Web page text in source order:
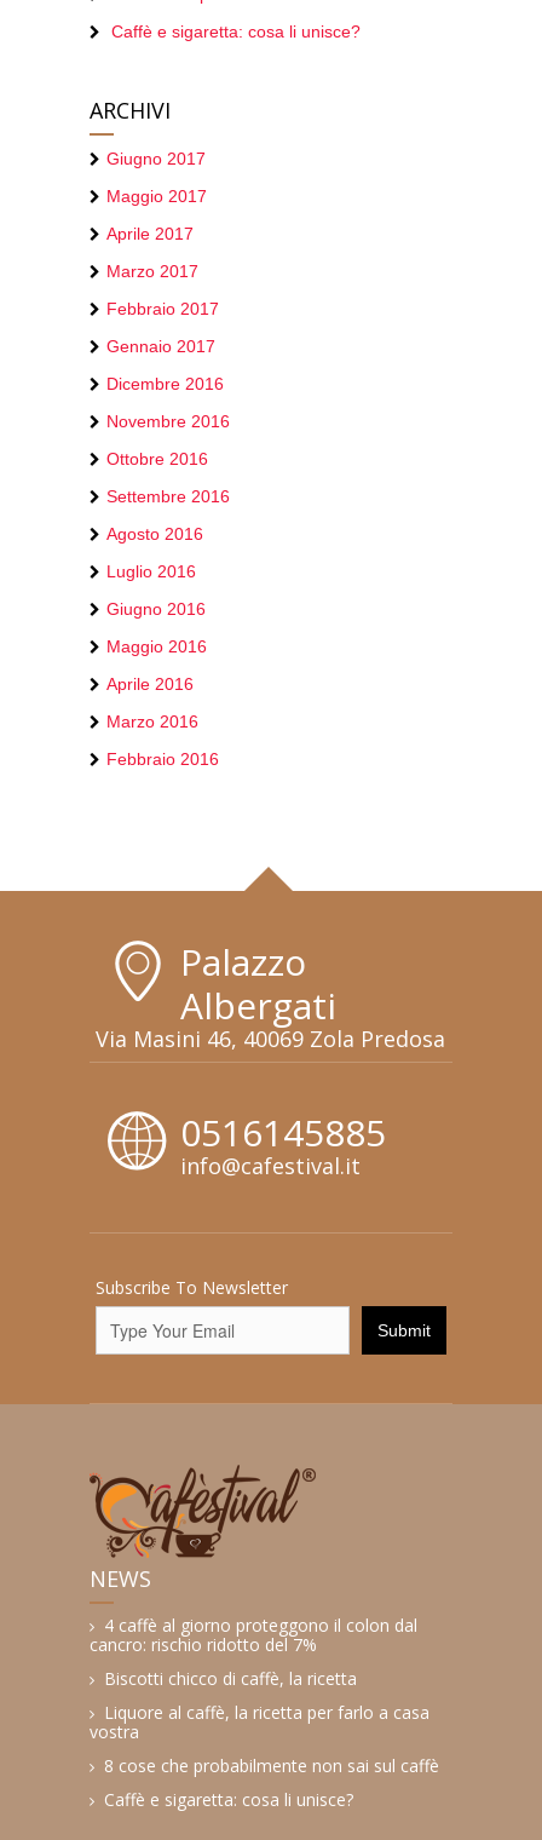
Caffè e sigaretta: cosa li unisce?
ARCHIVI
Giugno 2017
Maggio 2017
Aprile 2017
Marzo 2017
Febbraio 2017
Gennaio 2017
Dicembre 2016
Novembre 2016
Ottobre 2016
Settembre 2016
Agosto 2016
Luglio 2016
Giugno 2016
Maggio 2016
Aprile 2016
Marzo 2016
Febbraio 2016
Palazzo
Albergati
Via Masini 46, 40069 Zola Predosa
0516145885
info@cafestival.it
Subscribe To Newsletter
NEWS
4 caffè al giorno proteggono il colon dal
cancro: rischio ridotto del 7%
Biscotti chicco di caffè, la ricetta
Liquore al caffè, la ricetta per farlo a casa
vostra
8 cose che probabilmente non sai sul caffè
Caffè e sigaretta: cosa li unisce?